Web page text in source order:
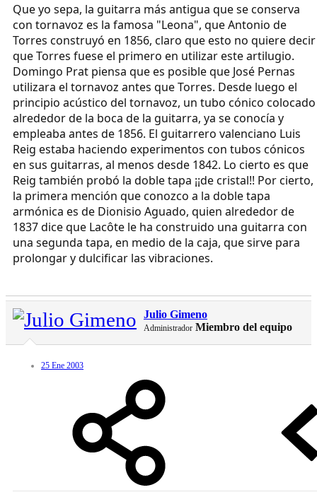
Que yo sepa, la guitarra más antigua que se conserva
con tornavoz es la famosa "Leona", que Antonio de
Torres construyó en 1856, claro que esto no quiere decir
que Torres fuese el primero en utilizar este artilugio.
Domingo Prat piensa que es posible que José Pernas
utilizara el tornavoz antes que Torres. Desde luego el
principio acústico del tornavoz, un tubo cónico colocado
alrededor de la boca de la guitarra, ya se conocía y
empleaba antes de 1856. El guitarrero valenciano Luis
Reig estaba haciendo experimentos con tubos cónicos
en sus guitarras, al menos desde 1842. Lo cierto es que
Reig también probó la doble tapa ¡¡de cristal!! Por cierto,
la primera mención que conozco a la doble tapa
armónica es de Dionisio Aguado, quien alrededor de
1837 dice que Lacôte le ha construido una guitarra con
una segunda tapa, en medio de la caja, que sirve para
prolongar y dulcificar las vibraciones.
Julio Gimeno
Administrador Miembro del equipo
25 Ene 2003